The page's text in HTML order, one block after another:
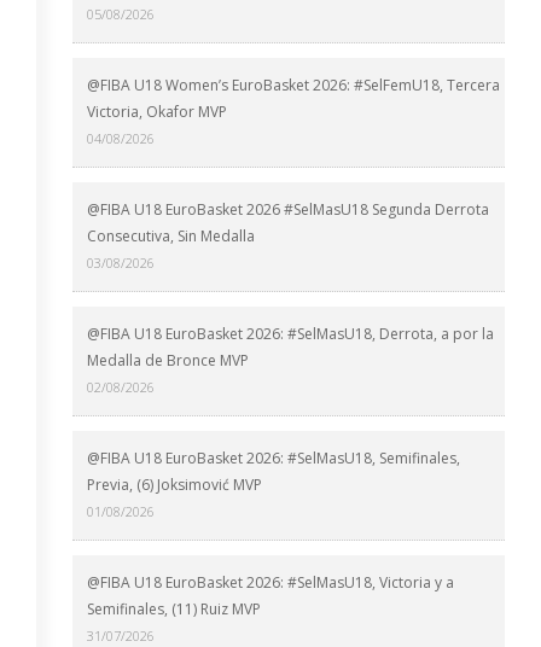
05/08/2026
@FIBA U18 Women’s EuroBasket 2026: #SelFemU18, Tercera
Victoria, Okafor MVP
04/08/2026
@FIBA U18 EuroBasket 2026 #SelMasU18 Segunda Derrota
Consecutiva, Sin Medalla
03/08/2026
@FIBA U18 EuroBasket 2026: #SelMasU18, Derrota, a por la
Medalla de Bronce MVP
02/08/2026
@FIBA U18 EuroBasket 2026: #SelMasU18, Semifinales,
Previa, (6) Joksimović MVP
01/08/2026
@FIBA U18 EuroBasket 2026: #SelMasU18, Victoria y a
Semifinales, (11) Ruiz MVP
31/07/2026